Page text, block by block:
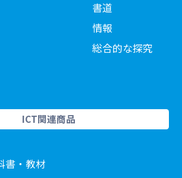
書道
情報
総合的な探究
ICT関連商品
書・教材